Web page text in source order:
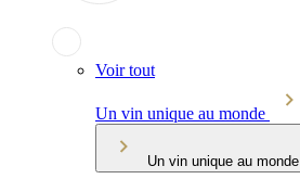
Voir tout
Un vin unique au monde
Un vin unique au monde